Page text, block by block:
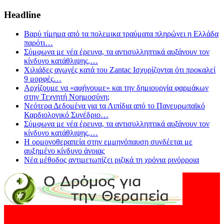
Headline
Βαρύ τίμημα από τα πολεμικα τραύματα πληρώνει η Ελλάδα
παρότι…
Σύμφωνα με νέα έρευνα, τα αντισυλληπτικά αυξάνουν τον
κίνδυνο κατάθλιψης,…
Χιλιάδες αγωγές κατά του Zantac Ισχυρίζονται ότι προκαλεί
9 μορφές…
Αρχίζουμε να «αφήνουμε» και την δημιουργία φαρμάκων
στην Τεχνητή Νοημοσύνη;
Νεότερα Δεδομένα για τα Λιπίδια από το Πανευρωπαϊκό
Καρδιολογικό Συνέδριο…
Σύμφωνα με νέα έρευνα, τα αντισυλληπτικά αυξάνουν τον
κίνδυνο κατάθλιψης,…
Η ορμονοθεραπεία στην εμμηνόπαυση συνδέεται με
αυξημένο κίνδυνο άνοιας
Νέα μέθοδος αντιμετωπίζει ριζικά τη χρόνια ρινόρροια